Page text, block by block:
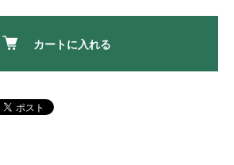
カートに入れる